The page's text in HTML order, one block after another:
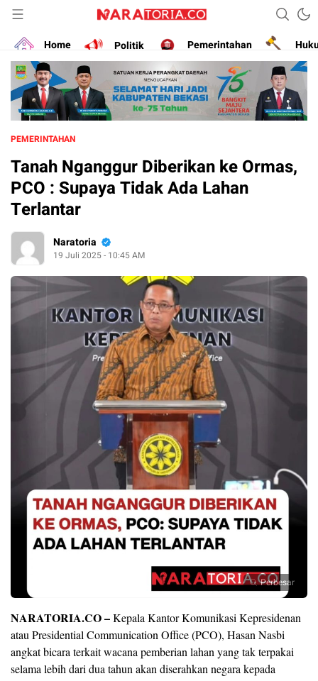
naratoria.co
Narasikan Fakta dan Data
Home
Politik Pemerintahan
PEMERINTAHAN
Tanah Nganggur Diberikan ke Ormas,
PCO : Supaya Tidak Ada Lahan
Terlantar
Naratoria
19 Juli 2025 - 10:45 AM
Perbesar
NARATORIA.CO –Kepala Kantor Komunikasi Kepresidenan
atau Presidential Communication Office (PCO), Hasan Nasbi
angkat bicara terkait wacana pemberian lahan yang tak terpakai
selama lebih dari dua tahun akan diserahkan negara kepada